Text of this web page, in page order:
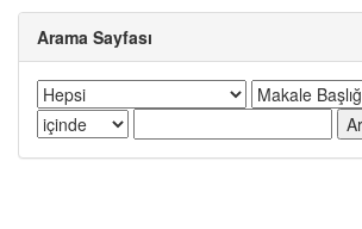
Arama Sayfası